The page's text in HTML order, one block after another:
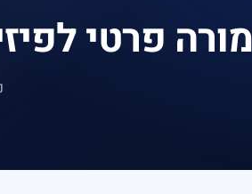
מורה פרטי